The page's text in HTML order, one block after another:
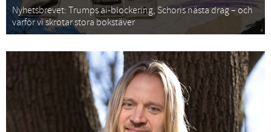
Nyhetsbrevet: Trumps ai-blockering, Schoris nästa drag – och
varför vi skrotar stora bokstäver